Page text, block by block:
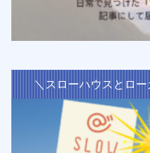
＼スローハウスとロ